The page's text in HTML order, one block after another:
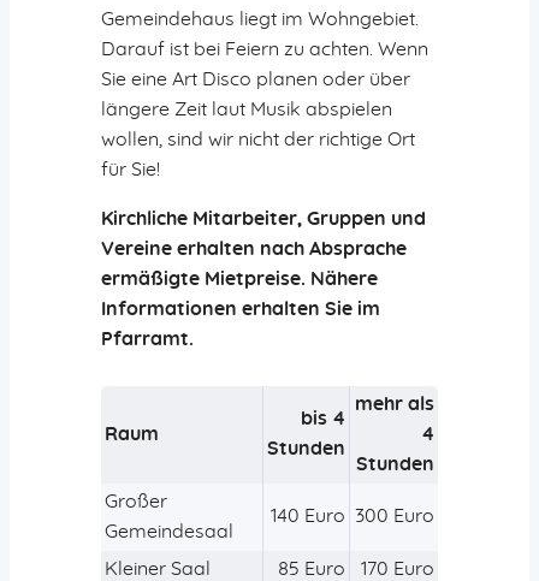
Vermietungen
Gemeindehaus
Jetzt spenden!
Gemeindehaus liegt im Wohngebiet.
Darauf ist bei Feiern zu achten. Wenn
Sie eine Art Disco planen oder über
längere Zeit laut Musik abspielen
wollen, sind wir nicht der richtige Ort
für Sie!
Kirchliche Mitarbeiter, Gruppen und
Vereine erhalten nach Absprache
ermäßigte Mietpreise. Nähere
Informationen erhalten Sie im
Pfarramt.
Raum
bis 4
Stunden
mehr als
4
Stunden
Großer
Gemeindesaal
140 Euro 300 Euro
Kleiner Saal 85 Euro
170 Euro